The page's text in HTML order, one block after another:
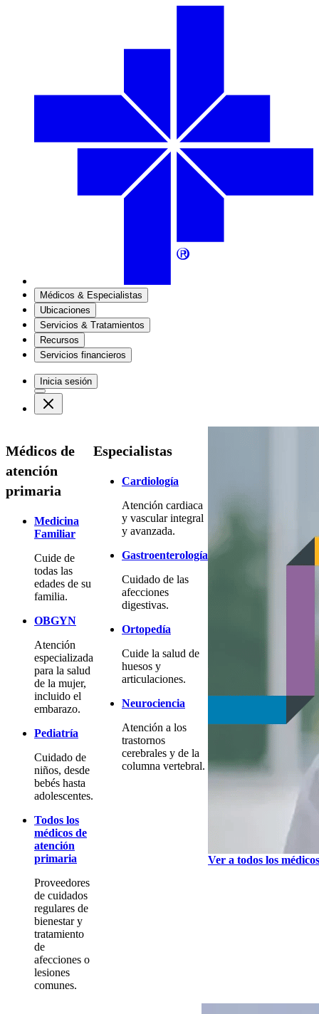
Médicos & Especialistas
Ubicaciones
Servicios & Tratamientos
Recursos
Servicios financieros
Inicia sesión
Médicos de
atención
primaria
Medicina
Familiar
Cuide de
todas las
edades de su
familia.
OBGYN
Atención
especializada
para la salud
de la mujer,
incluido el
embarazo.
Pediatría
Cuidado de
niños, desde
bebés hasta
adolescentes.
Todos los
médicos de
atención
primaria
Proveedores
de cuidados
regulares de
bienestar y
tratamiento
de
afecciones o
lesiones
comunes.
Especialistas
Cardiología
Atención cardiaca
y vascular integral
y avanzada.
Gastroenterología
Cuidado de las
afecciones
digestivas.
Ortopedía
Cuide la salud de
huesos y
articulaciones.
Neurociencia
Atención a los
trastornos
cerebrales y de la
columna vertebral.
Ver a todos los médicos